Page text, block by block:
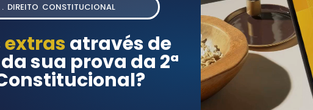
DIREITO CONSTITUCIONAL
através de
sua prova da 2ª